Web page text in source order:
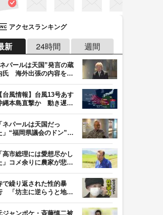
アクセスランキング
新 24時間 週間
パールは天国”発言の蔵
氏 海外出張の内容を説
【台風情報】台風13号あす
縄本島直撃か 動き遅く
「ネパールは天国だっ
」“福岡県議会のドン”蔵
「高市総理には愛想尽かし
」コメ余りに農家が悲
で繰り返された性的暴
「坊主に逆らうと地獄
ジャンポケ・斉藤慎二被